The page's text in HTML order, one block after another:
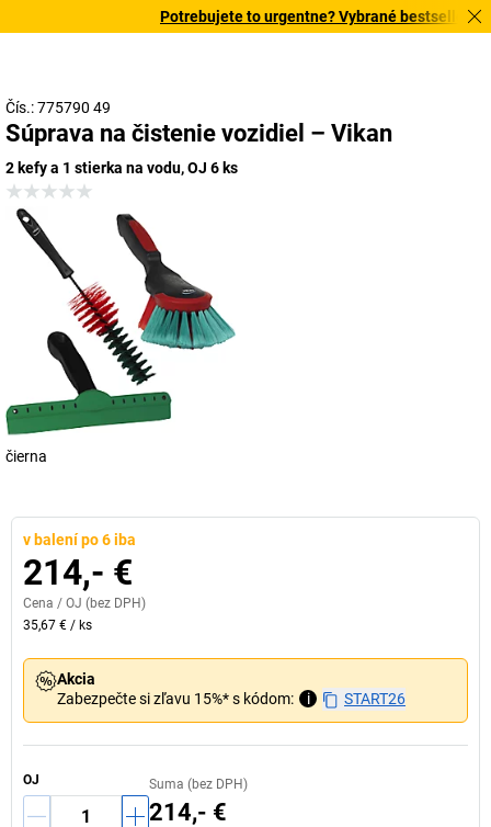
Potrebujete to urgentne? Vybrané bestsellery
Čís.: 775790 49
Súprava na čistenie vozidiel – Vikan
2 kefy a 1 stierka na vodu, OJ 6 ks
čierna
v balení po 6 iba
214,- €
Cena / OJ (bez DPH)
35,67 € / ks
Akcia
Zabezpečte si zľavu 15%* s kódom:
i START26
OJ Suma (bez DPH)
214,- €